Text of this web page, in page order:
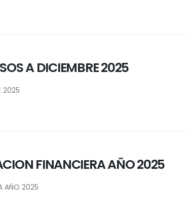
A DICIEMBRE 2025
2025
FINANCIERA AÑO 2025
AÑO 2025